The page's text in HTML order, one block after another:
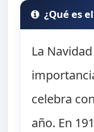
¿Qué es
La
celebra
año. En